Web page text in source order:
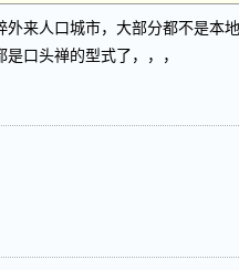
外来人口城市，大部分都不是本
口头禅的型式了，，，